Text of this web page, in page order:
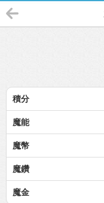
積分
魔能
魔幣
魔鑽
魔金